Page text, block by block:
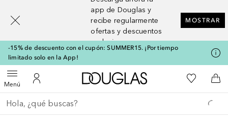
app de Douglas y
recibe regularmente
ofertas y descuentos
exclusivos
MOSTRAR
-15% de descuento con el cupón: SUMMER15. ¡Por tiempo
limitado solo en la App!
MenúAbrir menúMi cuenta
A Douglas HomeMi lista de
A
Regresar
Ejecutar búsqueda
[navigation.slideout.screenreader]